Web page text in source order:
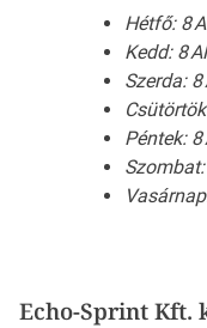
Hétfő: 8
Kedd: 8
Szerda:
Péntek:
Echo-Sprint Kft.